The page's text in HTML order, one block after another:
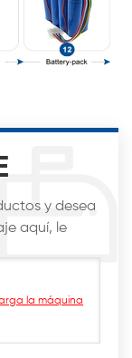
y desea
aquí, le
la máquina